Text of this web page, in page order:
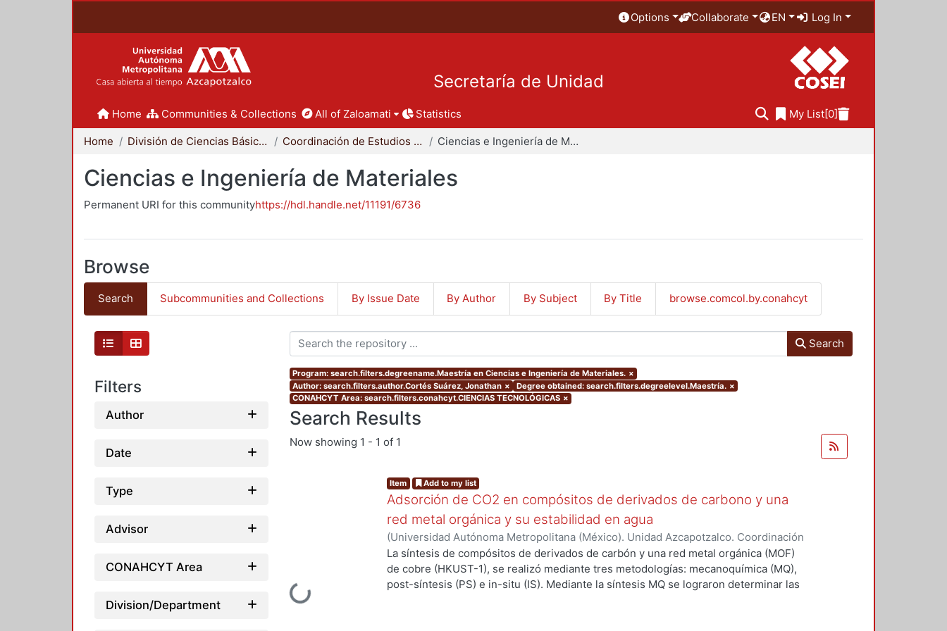
Options Collaborate EN Log In
Secretaría de Unidad
Home Communities & Collections All of Zaloamati Statistics My List[0]
Home División de Ciencias Básicas e Ingeniería Coordinación de Estudios de Posgrado - CBI Ciencias e Ingeniería de Materiales
Ciencias e Ingeniería de Materiales
Permanent URI for this communityhttps://hdl.handle.net/11191/6736
Browse
Search Subcommunities and Collections By Issue Date By Author By Subject By Title browse.comcol.by.conahcyt
Filters
Author
Date
Type
Advisor
CONAHCYT Area
Division/Department
Search
Program: search.filters.degreename.Maestría en Ciencias e Ingeniería de Materiales. ×
Author: search.filters.author.Cortés Suárez, Jonathan × Degree obtained: search.filters.degreelevel.Maestría. ×
CONAHCYT Area: search.filters.conahcyt.CIENCIAS TECNOLÓGICAS ×
Search Results
Now showing 1 - 1 of 1
Loading...
Item Add to my list
Adsorción de CO2 en compósitos de derivados de carbono y una
red metal orgánica y su estabilidad en agua
(Universidad Autónoma Metropolitana (México). Unidad Azcapotzalco. Coordinación
de Servicios de Información.,2019-06)Cortés Suárez, Jonathan
La síntesis de compósitos de derivados de carbón y una red metal orgánica (MOF)
de cobre (HKUST-1), se realizó mediante tres metodologías: mecanoquímica (MQ),
post-síntesis (PS) e in-situ (IS). Mediante la síntesis MQ se lograron determinar las